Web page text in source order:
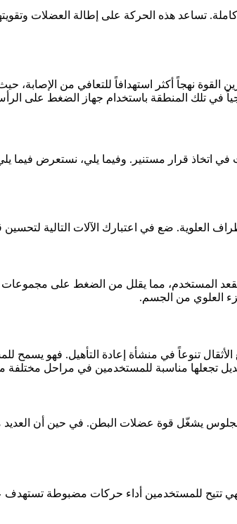
تساعد هذه الحركة على إطالة العضلات
القوة نهجاً أكثر استهدافاً للتعافي من
في تلك المنطقة باستخدام جهاز الضغط على
اتخاذ قرار مستنير. وفيما يلي، نستعرض فيما
العلوية. ضع في اعتبارك الآلات التالية لتحسين
المستخدم، مما يقلل من الضغط على مجموعات
العلوي من الجسم.
الأثقال تنوعاً في منشأة إعادة التأهيل. فهو
تجعلها مناسبة للمستخدمين في مراحل مختلفة
يشغّل قوة عضلات البطن. في حين أن العديد
تتيح للمستخدمين أداء حركات مضبوطة تستهدف